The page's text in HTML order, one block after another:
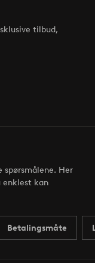
tilbud,
spørsmålene. Her
enklest kan
Betalingsmåte